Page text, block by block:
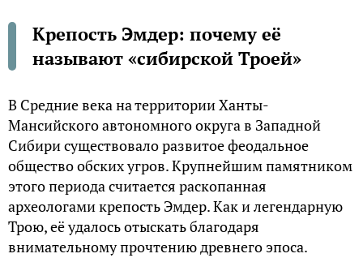
Крепость Эмдер: почему её
называют «сибирской Троей»
В Средние века на территории Ханты-
Мансийского автономного округа в Западной
Сибири существовало развитое феодальное
общество обских угров. Крупнейшим памятником
этого периода считается раскопанная
археологами крепость Эмдер. Как и легендарную
Трою, её удалось отыскать благодаря
внимательному прочтению древнего эпоса.